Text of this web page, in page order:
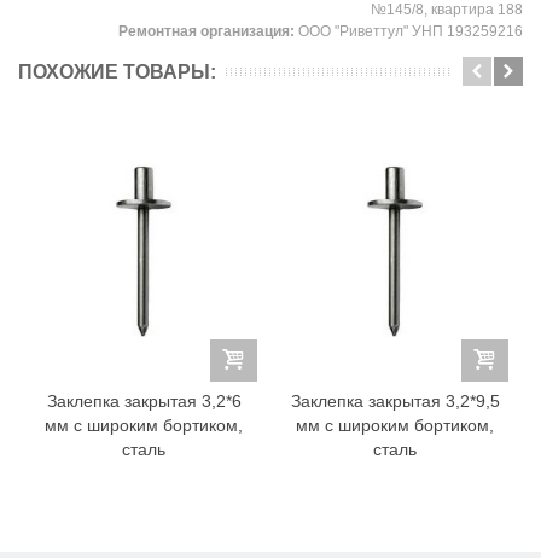
№145/8, квартира 188
Ремонтная организация: ООО "Риветтул" УНП 193259216
ПОХОЖИЕ ТОВАРЫ:
Заклепка закрытая 3,2*6
мм с широким бортиком,
сталь
Заклепка закрытая 3,2*9,5
мм с широким бортиком,
сталь